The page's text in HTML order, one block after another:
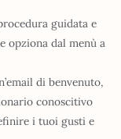
guidata e
opziona dal menù a
di benvenuto,
conoscitivo
i tuoi gusti e